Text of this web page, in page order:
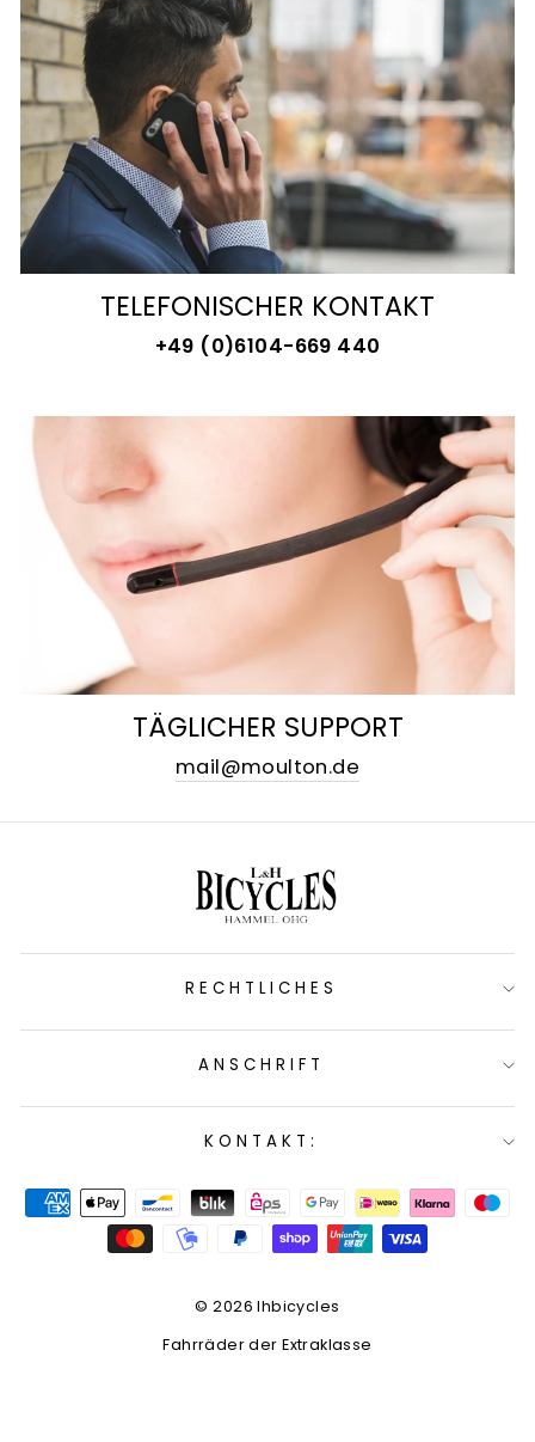
TELEFONISCHER KONTAKT
+49 (0)6104-669 440
TÄGLICHER SUPPORT
mail@moulton.de
RECHTLICHES
ANSCHRIFT
KONTAKT:
© 2026 lhbicycles
Fahrräder der Extraklasse